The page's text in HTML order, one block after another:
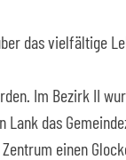
das vielfältige
Im Bezirk II
das
einen